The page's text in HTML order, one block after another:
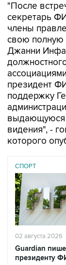
"После
секретарь
члены
свою
Джанни
президент
поддержку
выдающуюся
видения", -
которого
СПОРТ
02 августа 2026
Guardian
президенту